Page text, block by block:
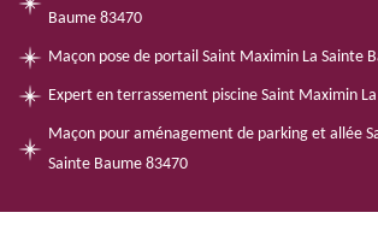
Baume 83470
Maçon pose de portail Saint Maximin La Sainte
Expert en terrassement piscine Saint Maximin
Maçon pour aménagement de parking et allée
Sainte Baume 83470